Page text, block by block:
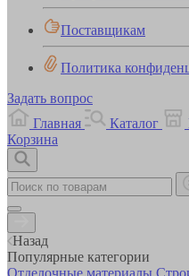
Поставщикам
Политика
Задать вопрос
Главная
Каталог
Корзина
Назад
Популярные категории
Отделочные материалы